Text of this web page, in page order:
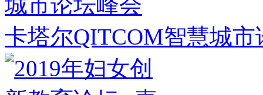
卡塔尔QITCOM智慧城市